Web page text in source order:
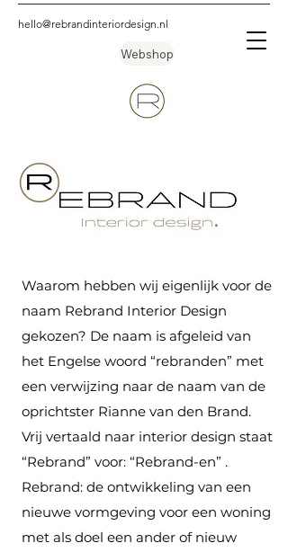
hello@rebrandinteriordesign.nl
Webshop
Waarom hebben wij eigenlijk voor de
naam Rebrand Interior Design
gekozen? De naam is afgeleid van
het Engelse woord “rebranden” met
een verwijzing naar de naam van de
oprichtster Rianne van den Brand.
Vrij vertaald naar interior design staat
“Rebrand” voor: “Rebrand-en” .
Rebrand: de ontwikkeling van een
nieuwe vormgeving voor een woning
met als doel een ander of nieuw